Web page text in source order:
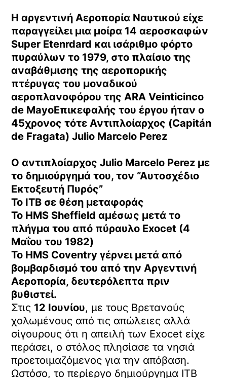
Η αργεντινή Αεροπορία Ναυτικού είχε
παραγγείλει μια μοίρα 14 αεροσκαφών
Super Etenrdard και ισάριθμο φόρτο
πυραύλων το 1979, στο πλαίσιο της
αναβάθμισης της αεροπορικής
πτέρυγας του μοναδικού
αεροπλανοφόρου της ARA Veinticinco
de MayoΕπικεφαλής του έργου ήταν ο
45χρονος τότεΑντιπλοίαρχος (Capitán
de Fragata) Julio Marcelo Perez
O αντιπλοίαρχος Julio Marcelo Perez με
το δημιούργημά του, τον “Αυτοσχέδιο
Εκτοξευτή Πυρός”
Το ΙΤΒ σε θέση μεταφοράς
Το HMS Sheffield αμέσως μετά το
πλήγμα του από πύραυλο Exocet (4
Μαΐου του 1982)
Το HMS Coventry γέρνει μετά από
βομβαρδισμό του από την Αργεντινή
Αεροπορία, δευτερόλεπτα πριν
βυθιστεί.
Στις 12 Ιουνίου, με τους Βρετανούς
χολωμένους από τις απώλειες αλλά
σίγουρους ότι η απειλή των Exocet είχε
περάσει, ο στόλος πλησίασε τα νησιά
προετοιμαζόμενος για την απόβαση.
Ωστόσο, το περίεργο δημιούργημα ITB